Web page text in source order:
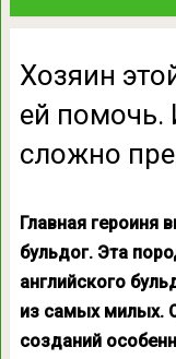
Хозяин
ей помочь.
сложно
Главная героиня
бульдог. Эта
английского
из самых милых.
созданий